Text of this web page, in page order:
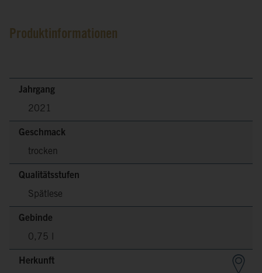
Produktinformationen
Jahrgang
2021
Geschmack
trocken
Qualitätsstufen
Spätlese
Gebinde
0,75 l
Herkunft